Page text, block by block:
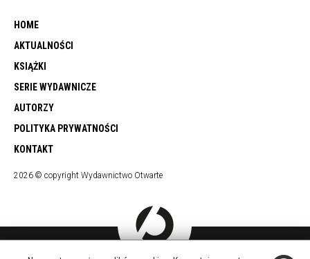
HOME
AKTUALNOŚCI
KSIĄŻKI
SERIE WYDAWNICZE
AUTORZY
POLITYKA PRYWATNOŚCI
KONTAKT
2026 © copyright Wydawnictwo Otwarte